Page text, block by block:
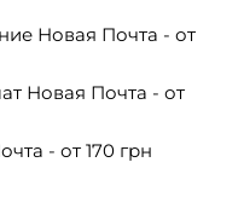
Новая Почта - от
Новая Почта - от
- от 170 грн